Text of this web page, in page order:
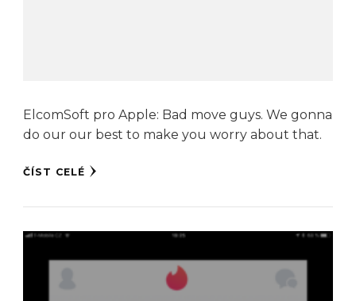
ElcomSoft pro Apple: Bad move guys. We gonna
do our our best to make you worry about that.
ČÍST CELÉ